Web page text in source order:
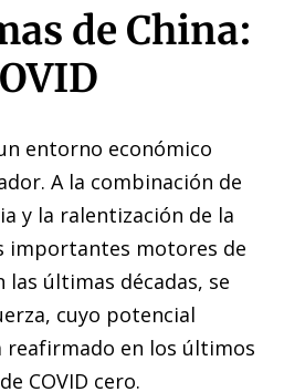
de China:
entorno económico
A la combinación de
y la ralentización de la
importantes motores de
últimas décadas, se
cuyo potencial
reafirmado en los últimos
COVID cero.